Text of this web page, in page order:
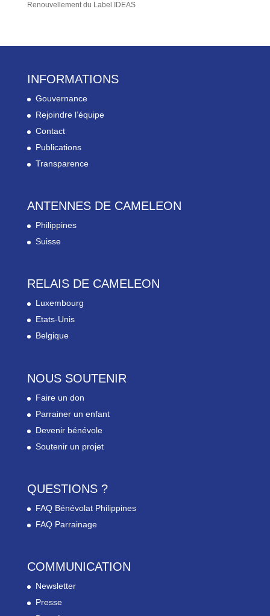
Renouvellement du Label IDEAS
INFORMATIONS
Gouvernance
Rejoindre l’équipe
Contact
Publications
Transparence
ANTENNES DE CAMELEON
Philippines
Suisse
RELAIS DE CAMELEON
Luxembourg
Etats-Unis
Belgique
NOUS SOUTENIR
Faire un don
Parrainer un enfant
Devenir bénévole
Soutenir un projet
QUESTIONS ?
FAQ Bénévolat Philippines
FAQ Parrainage
COMMUNICATION
Newsletter
Presse